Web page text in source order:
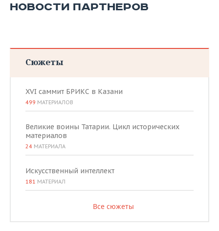
НОВОСТИ ПАРТНЕРОВ
Сюжеты
XVI саммит БРИКС в Казани
499 МАТЕРИАЛОВ
Великие воины Татарии. Цикл исторических
материалов
24 МАТЕРИАЛА
Искусственный интеллект
181 МАТЕРИАЛ
Все сюжеты